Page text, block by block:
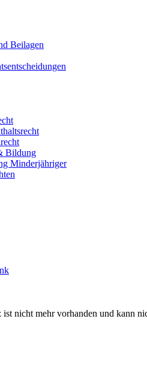
Beilagen
Bildung
Minderjähriger
nicht mehr vorhanden und kann